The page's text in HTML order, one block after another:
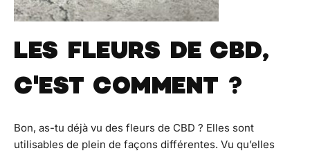
LES FLEURS DE CBD,
C'EST COMMENT ?
Bon, as-tu déjà vu des fleurs de CBD ? Elles sont
utilisables de plein de façons différentes. Vu qu’elles